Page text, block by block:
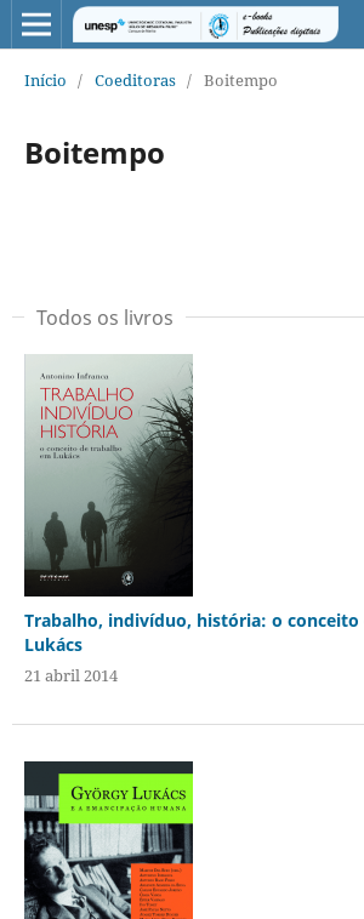
Início / Coeditoras / Boitempo
Boitempo
Todos os livros
Trabalho, indivíduo, história: o
Lukács
21 abril 2014